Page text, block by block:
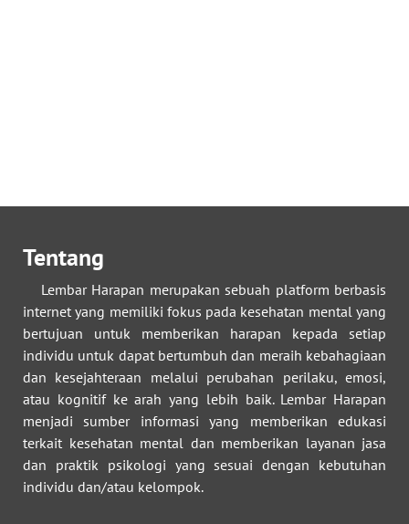
Tentang
Lembar Harapan merupakan sebuah platform berbasis
internet yang memiliki fokus pada kesehatan mental yang
bertujuan untuk memberikan harapan kepada setiap
individu untuk dapat bertumbuh dan meraih kebahagiaan
dan kesejahteraan melalui perubahan perilaku, emosi,
atau kognitif ke arah yang lebih baik. Lembar Harapan
menjadi sumber informasi yang memberikan edukasi
terkait kesehatan mental dan memberikan layanan jasa
dan praktik psikologi yang sesuai dengan kebutuhan
individu dan/atau kelompok.